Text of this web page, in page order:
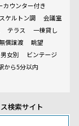
カウンター付き
スケルトン調
会議室
テラス
一棟貸し
償譲渡
眺望
女別
ビンテージ
から5分以内
検索サイト